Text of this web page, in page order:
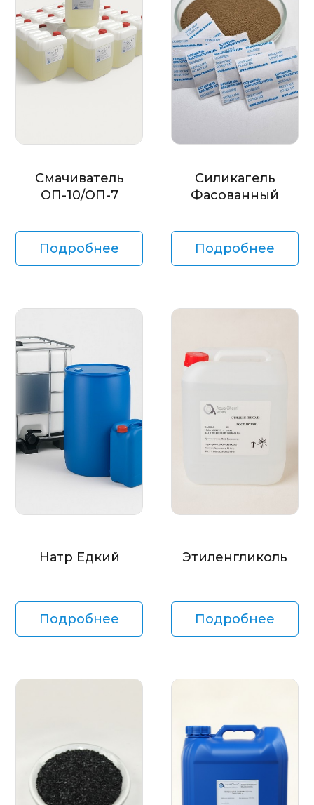
Смачиватель
ОП-10/ОП-7
Подробнее
Силикагель
Фасованный
Подробнее
Натр Едкий
Подробнее
Этиленгликоль
Подробнее